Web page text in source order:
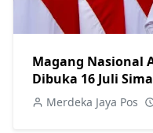
Magang Nasional
Dibuka 16 Juli
Merdeka Jaya Pos